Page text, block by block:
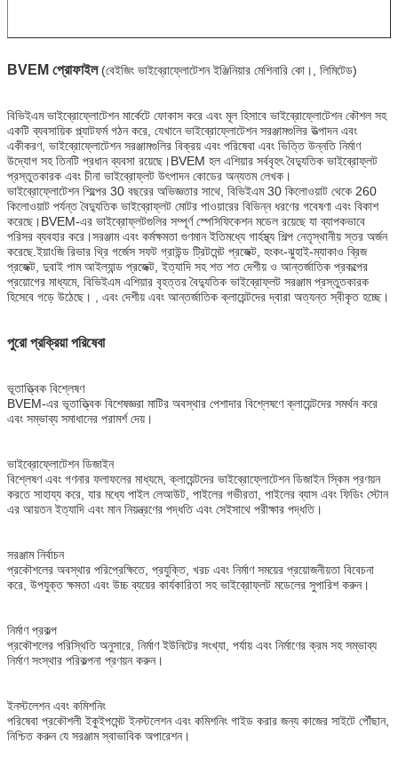
BVEM প্রোফাইল (বেইজিং ভাইব্রোফ্লোটেশন ইঞ্জিনিয়ার মেশিনারি কো।, লিমিটেড)
বিভিইএম ভাইব্রোফ্লোটেশন মার্কেটে ফোকাস করে এবং মূল হিসাবে ভাইব্রোফ্লোটেশন কৌশল সহ
একটি ব্যবসায়িক প্ল্যাটফর্ম গঠন করে, যেখানে ভাইব্রোফ্লোটেশন সরঞ্জামগুলির উত্পাদন এবং
একীকরণ, ভাইব্রোফ্লোটেশন সরঞ্জামগুলির বিক্রয় এবং পরিষেবা এবং ভিত্তি উন্নতি নির্মাণ
উদ্যোগ সহ তিনটি প্রধান ব্যবসা রয়েছে।BVEM হল এশিয়ার সর্ববৃহৎ বৈদ্যুতিক ভাইব্রোফ্লট
প্রস্তুতকারক এবং চীনা ভাইব্রোফ্লট উৎপাদন কোডের অন্যতম লেখক।
ভাইব্রোফ্লোটেশন শিল্পের 30 বছরের অভিজ্ঞতার সাথে, বিভিইএম 30 কিলোওয়াট থেকে 260
কিলোওয়াট পর্যন্ত বৈদ্যুতিক ভাইব্রোফ্লট মোটর পাওয়ারের বিভিন্ন ধরণের গবেষণা এবং বিকাশ
করেছে।BVEM-এর ভাইব্রোফ্লটগুলির সম্পূর্ণ স্পেসিফিকেশন মডেল রয়েছে যা ব্যাপকভাবে
পরিসর ব্যবহার করে।সরঞ্জাম এবং কর্মক্ষমতা গুণমান ইতিমধ্যে গার্হস্থ্য শিল্প নেতৃস্থানীয় স্তর অর্জন
করেছে.ইয়াংজি রিভার থ্রি গর্জেস সফট গ্রাউন্ড ট্রিটমেন্ট প্রজেক্ট, হংকং-ঝুহাই-ম্যাকাও ব্রিজ
প্রজেক্ট, দুবাই পাম আইল্যান্ড প্রজেক্ট, ইত্যাদি সহ শত শত দেশীয় ও আন্তর্জাতিক প্রকল্পের
প্রয়োগের মাধ্যমে, বিভিইএম এশিয়ার বৃহত্তর বৈদ্যুতিক ভাইব্রোফ্লট সরঞ্জাম প্রস্তুতকারক
হিসেবে গড়ে উঠেছে। , এবং দেশীয় এবং আন্তর্জাতিক ক্লায়েন্টদের দ্বারা অত্যন্ত স্বীকৃত হচ্ছে।
পুরো প্রক্রিয়া পরিষেবা
ভূতাত্ত্বিক বিশ্লেষণ
BVEM-এর ভূতাত্ত্বিক বিশেষজ্ঞরা মাটির অবস্থার পেশাদার বিশ্লেষণে ক্লায়েন্টদের সমর্থন করে
এবং সম্ভাব্য সমাধানের পরামর্শ দেয়।
ভাইব্রোফ্লোটেশন ডিজাইন
বিশ্লেষণ এবং গণনার ফলাফলের মাধ্যমে, ক্লায়েন্টদের ভাইব্রোফ্লোটেশন ডিজাইন স্কিম প্রণয়ন
করতে সাহায্য করে, যার মধ্যে পাইল লেআউট, পাইলের গভীরতা, পাইলের ব্যাস এবং ফিডিং স্টোন
এর আয়তন ইত্যাদি এবং মান নিয়ন্ত্রণের পদ্ধতি এবং সেইসাথে পরীক্ষার পদ্ধতি।
সরঞ্জাম নির্বাচন
প্রকৌশলের অবস্থার পরিপ্রেক্ষিতে, প্রযুক্তি, খরচ এবং নির্মাণ সময়ের প্রয়োজনীয়তা বিবেচনা
করে, উপযুক্ত ক্ষমতা এবং উচ্চ ব্যয়ের কার্যকারিতা সহ ভাইব্রোফ্লট মডেলের সুপারিশ করুন।
নির্মাণ প্রকল্প
প্রকৌশলের পরিস্থিতি অনুসারে, নির্মাণ ইউনিটের সংখ্যা, পর্যায় এবং নির্মাণের ক্রম সহ সম্ভাব্য
নির্মাণ সংস্থার পরিকল্পনা প্রণয়ন করুন।
ইনস্টলেশন এবং কমিশনিং
পরিষেবা প্রকৌশলী ইকুইপমেন্ট ইনস্টলেশন এবং কমিশনিং গাইড করার জন্য কাজের সাইটে পৌঁছান,
নিশ্চিত করুন যে সরঞ্জাম স্বাভাবিক অপারেশন।